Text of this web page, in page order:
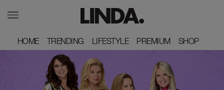
HOME
HOME TRENDING
TRENDING LIFESTYLE
LIFESTYLE PREMIUM
PREMIUM SHOP
SHOP